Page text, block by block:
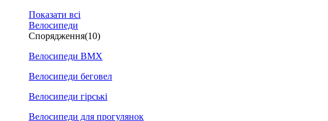
Показати всі
Велосипеди
Спорядження(10)
Велосипеди BMX
Велосипеди беговел
Велосипеди гірські
Велосипеди для прогулянок